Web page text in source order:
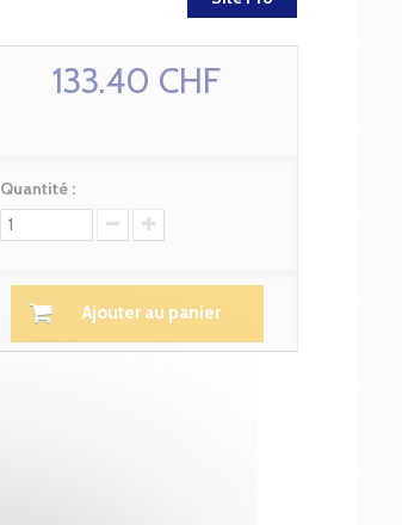
133.40 CHF
Quantité :
Ajouter au panier